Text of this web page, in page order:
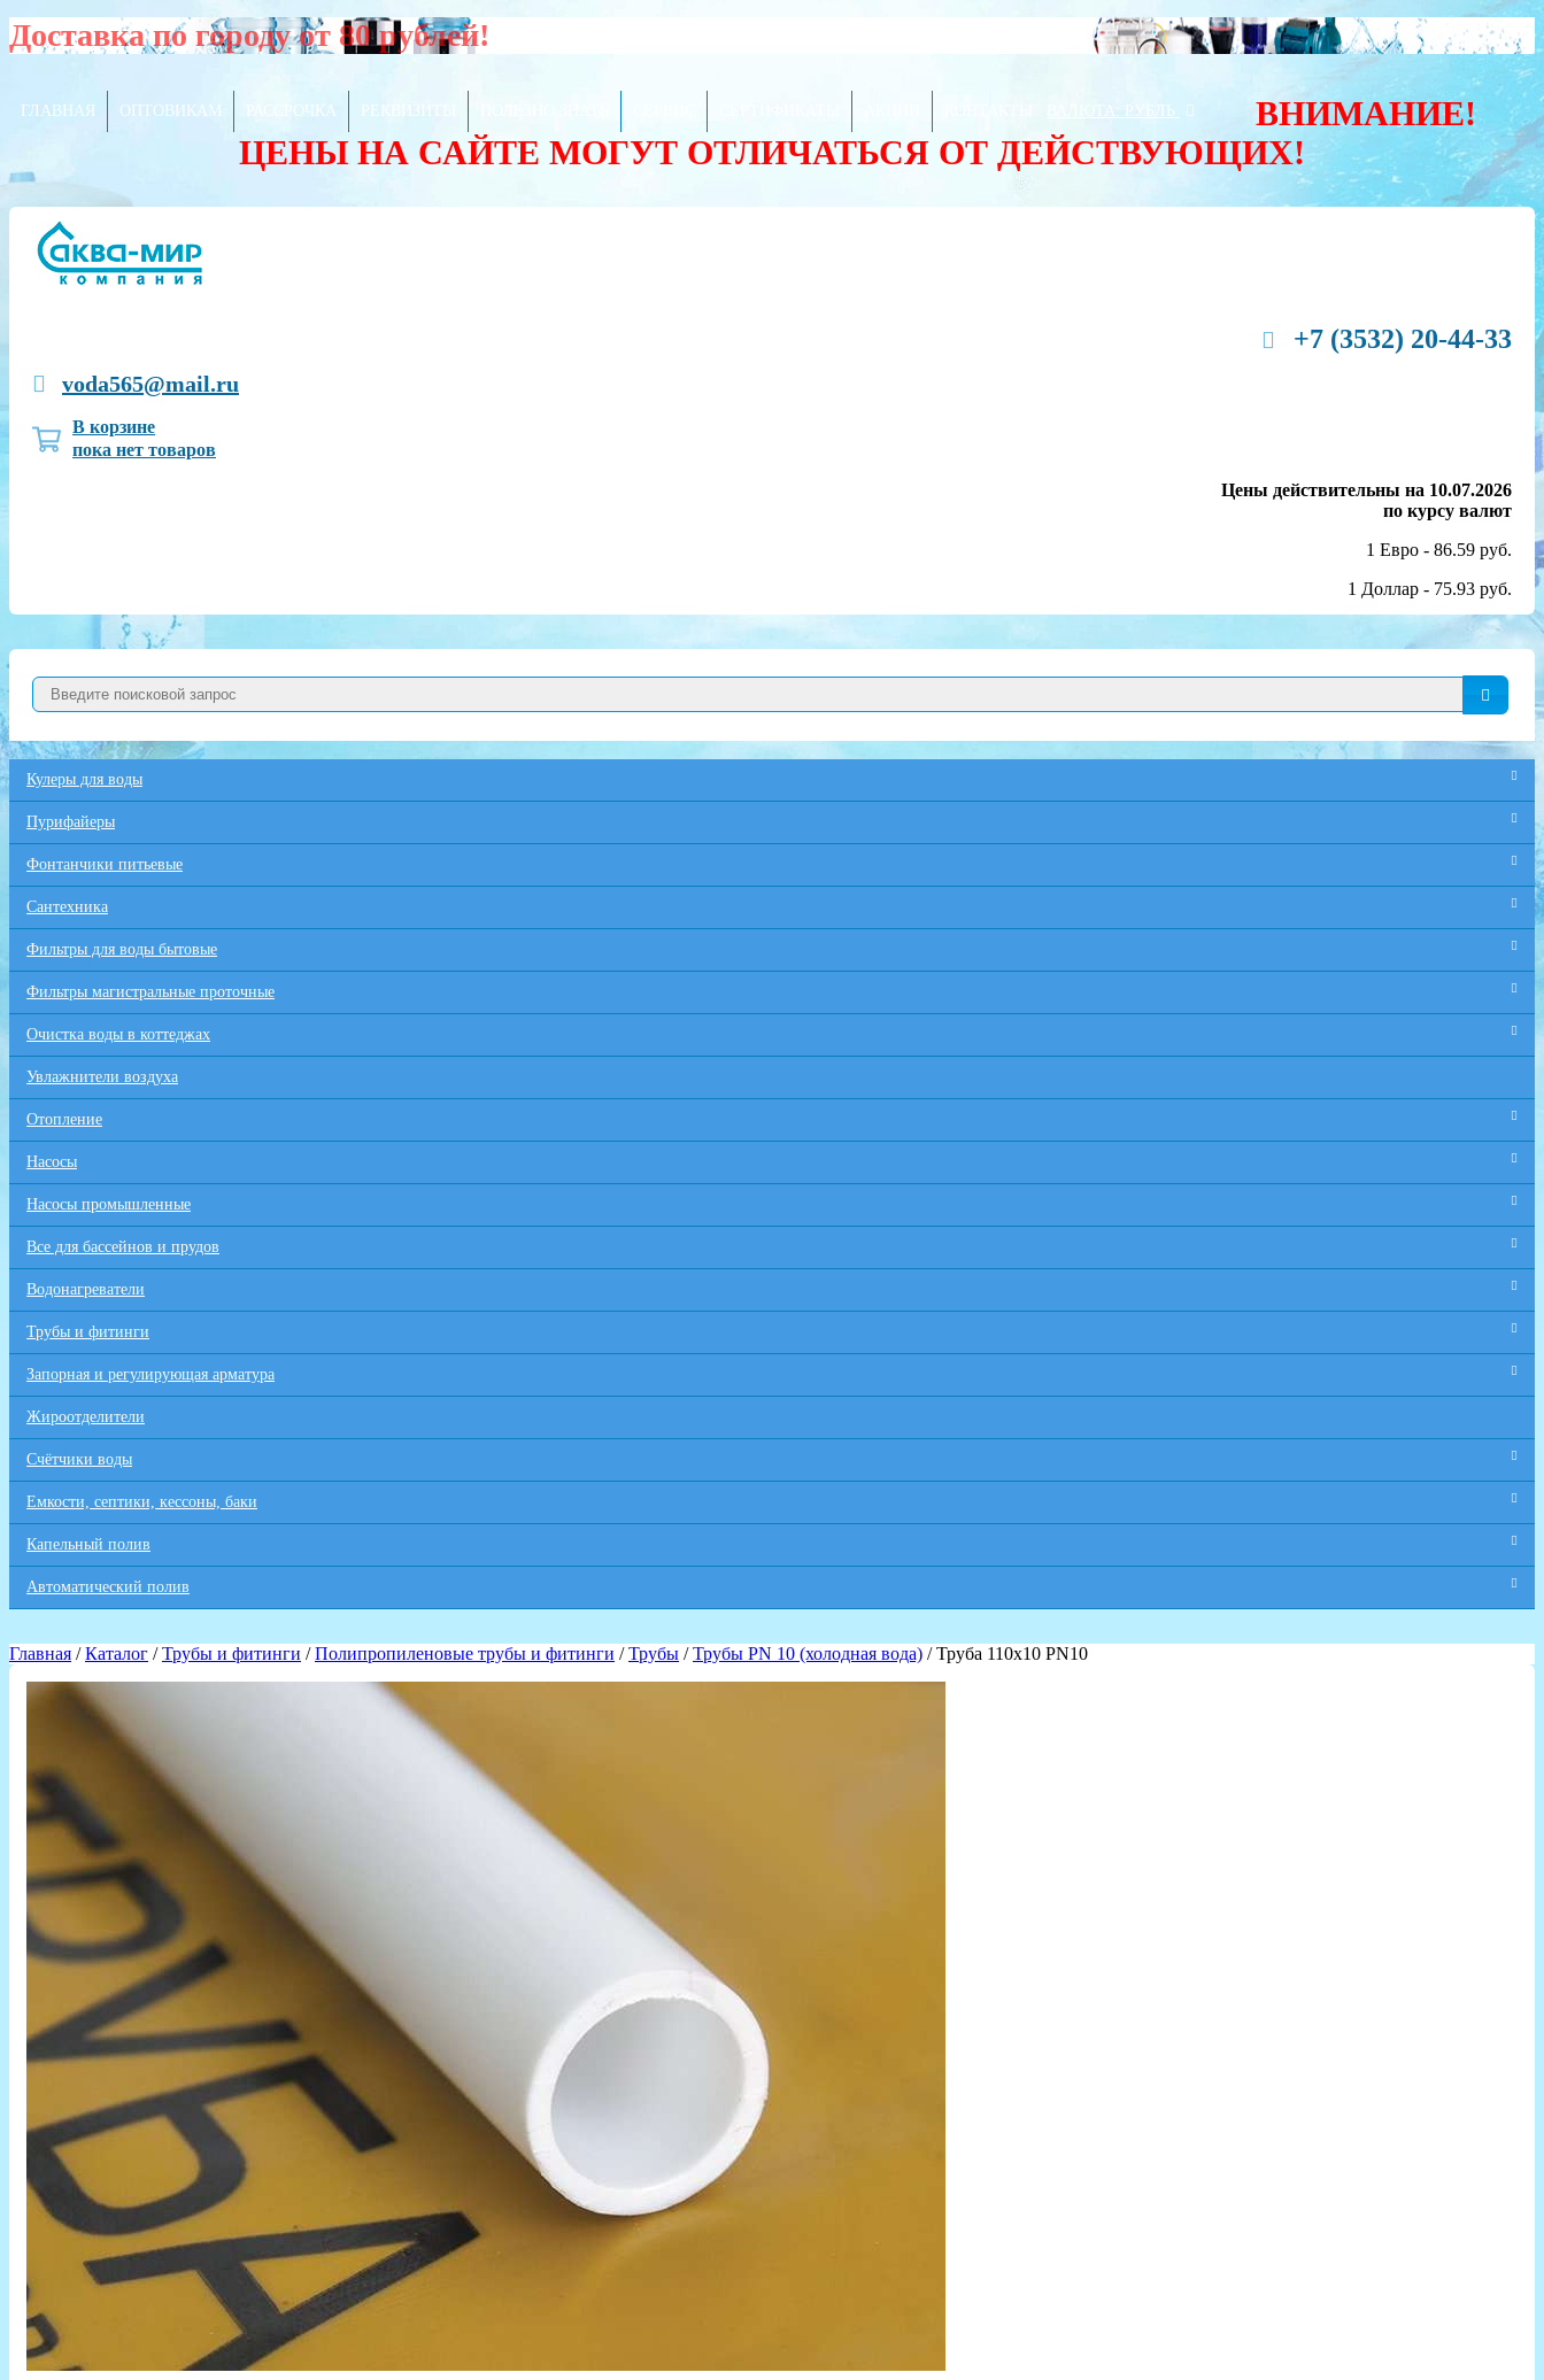
Доставка по городу от 80 рублей!
ГЛАВНАЯ ОПТОВИКАМ РАССРОЧКА РЕКВИЗИТЫ ВАЛЮТА: РУБЛЬ
ВНИМАНИЕ!
ЦЕНЫ НА САЙТЕ МОГУТ ОТЛИЧАТЬСЯ ОТ ДЕЙСТВУЮЩИХ!
+7 (3532) 20-44-33
voda565@mail.ru
В корзине
пока нет товаров
Цены действительны на 10.07.2026
по курсу валют
1 Евро - 86.59 руб.
1 Доллар - 75.93 руб.
Кулеры для воды
Пурифайеры
Фонтанчики питьевые
Сантехника
Фильтры для воды бытовые
Фильтры магистральные проточные
Очистка воды в коттеджах
Увлажнители воздуха
Отопление
Насосы
Насосы промышленные
Все для бaссейнов и прудов
Водонагреватели
Трубы и фитинги
Запорная и регулирующая арматура
Жироотделители
Счётчики воды
Емкости, септики, кессоны, баки
Капельный полив
Автоматический полив
Главная /Каталог /Трубы и фитинги /Полипропиленовые трубы и фитинги /Трубы /Трубы PN 10 (холодная вода) / Труба 110х10 PN10